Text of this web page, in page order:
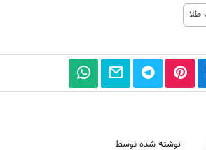
طلا
نوشته شده توسط